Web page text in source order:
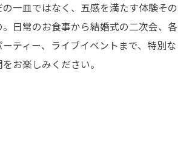
の一皿ではなく、五感を満たす体験その
。日常のお食事から結婚式の二次会、各
ーティー、ライブイベントまで、特別な
お楽しみください。